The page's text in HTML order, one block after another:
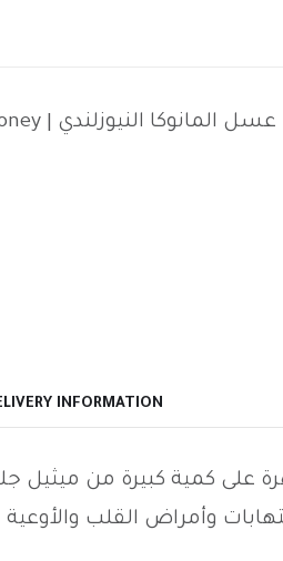
Manuka Honey | عسل المانوكا النيوزلندي
INFORMATION
على كمية كبيرة من
وأمراض القلب